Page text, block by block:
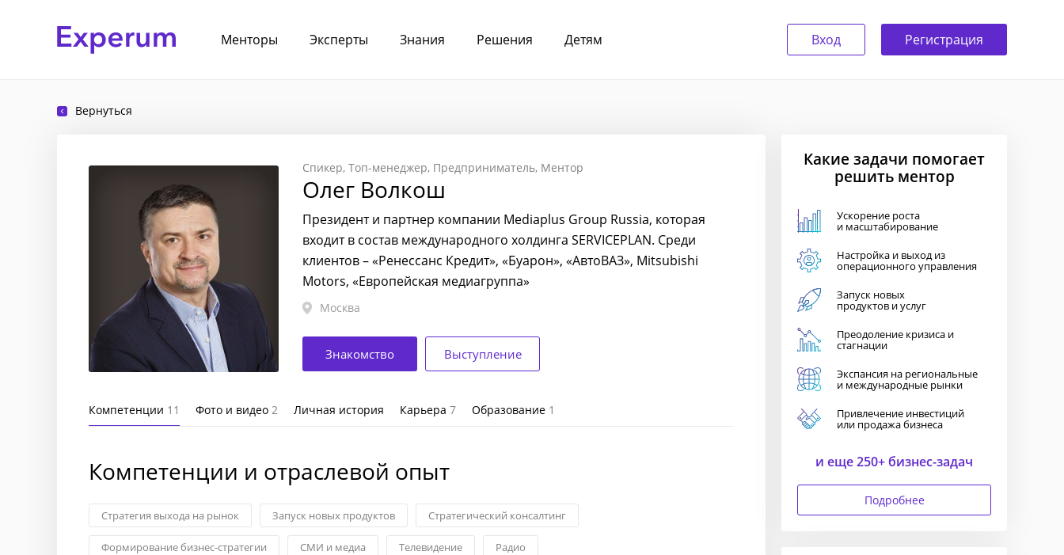
Менторы Эксперты Знания Решения Детям Вход Регистрация
Вернуться
Спикер Топ-менеджер Предприниматель Ментор
Олег Волкош
Президент и партнер компании Mediaplus Group Russia, которая
входит в состав международного холдинга SERVICEPLAN. Среди
клиентов – «Ренессанс Кредит», «Буарон», «АвтоВАЗ», Mitsubishi
Motors, «Европейская медиагруппа»
Москва
Знакомство Выступление
Компетенции 11 Фото и видео 2 Личная история Карьера 7 Образование 1
Компетенции и отраслевой опыт
Стратегия выхода на рынок Запуск новых продуктов Стратегический консалтинг
Формирование бизнес-стратегии СМИ и медиа Телевидение Радио
Какие задачи помогает
решить ментор
Ускорение роста
и масштабирование
Настройка и выход из
операционного управления
Запуск новых
продуктов и услуг
Преодоление кризиса и
стагнации
Экспансия на региональные
и международные рынки
Привлечение инвестиций
или продажа бизнеса
и еще 250+ бизнес-задач
Подробнее